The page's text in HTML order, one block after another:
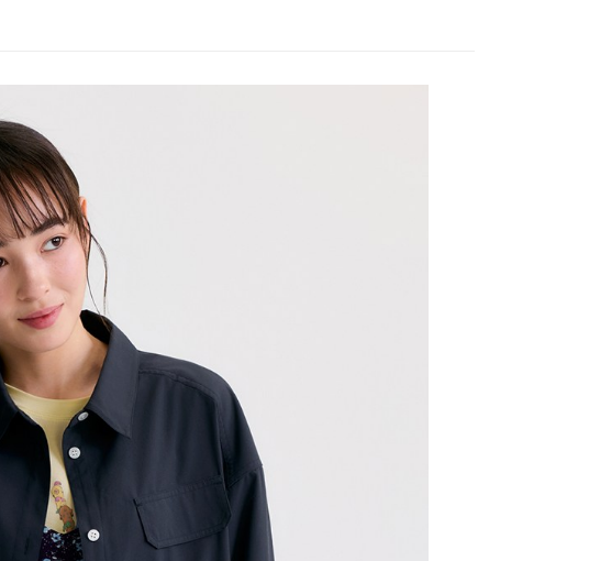
無法說明評估內容。
【繳款方式說明】
1.分期款項不併入電信帳單，「大哥付你分期」於每月結算日後寄送繳費提
醒簡訊。
2.透過簡訊連結打開帳單後，可選擇「超商條碼／台灣大直營門市／銀行轉
帳／街口支付／iPASS MONEY」等通路繳費。
【注意事項】
1.本服務係由「台灣大哥大股份有限公司」（以下簡稱本公司）所提供，讓
用戶於交易時，得透過本服務購買商品或服務，並由商店將買賣／分期付
款買賣價金債權讓與本公司後，依約使用本公司帳單繳交帳款。
2.基於同意付款使用「大哥付你分期」之契約關係目的，商店將以您的個人
資料（包含姓名、電話或地址）提供予台灣大哥大進項蒐集、處理及利
用，由本公司與您本人進行分期帳單所需資料之確認、核對及更正。
3.完整用戶服務條款，請詳閱以下連結：
３．安心：先確認商品／服務後，再付款。
【「AFTEE先享後付」結帳流程】
１．於結帳方式選擇「AFTEE先享後付」後，將跳轉至「AFTEE先享後
付」結帳頁面，進行簡訊認證並確認金額後，即可完成結帳。
２．訂單成立數日內，您將收到繳費通知簡訊。
３．收到繳費通知簡訊後14天內，點擊此簡訊中的連結，可透過四大超商
／ATM／網路銀行／等多元方式進行付款，方視為交易完成。
※ 請注意：結帳手續完成當下不需立刻繳費，但若您需要取消訂單，請聯
絡購買商品的店家。未經商家同意取消之訂單仍視為有效，需透過AFTEE
先享後付繳納相關費用。
※ 交易是否成功請以「AFTEE先享後付 」之結帳頁面顯示為準，若有關於
是否繳費成功／繳費後需取消欲退款等相關疑問，請聯繫「AFTEE先享後
付客戶支援中心」
https://netprotections.freshdesk.com/support/home
【注意事項】
１．透過由恩沛科技股份有限公司提供之「AFTEE先享後付」服務完成之
交易，需依本服務之必要範圍內提供個人資料，並將交易相關給付款項請
求債權轉讓予恩沛科技股份有限公司。
２．關於個人資料處理事宜，請瀏覽以下網址：
３．未成年的使用者請事先徵得法定代理人或監護人之同意方可使用
「AFTEE先享後付」，若未經同意申辦者引起之損失，本公司不負相關責
運送方式
全家 取貨付款
每筆NT$80，滿NT$888(含以上)免運費
付款後 全家取貨
每筆NT$80，滿NT$888(含以上)免運費
7-11 取貨付款
每筆NT$80，滿NT$1,500(含以上)免運費
付款後 7-11取貨
每筆NT$80，滿NT$1,500(含以上)免運費
宅配
每筆NT$80，滿NT$1,500(含以上)免運費